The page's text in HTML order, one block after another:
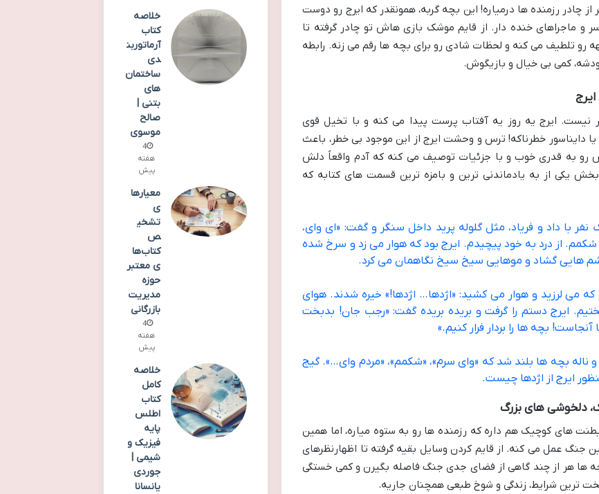
چادر رزمنده ها درمیاره! این بچه گربه، همونقدر که ایرج رو دوست
و ماجراهای خنده دار. از قایم موشک بازی هاش تو چادر گرفته تا
تلطیف می کنه و لحظات شادی رو برای بچه ها رقم می زنه. رابطه
کمی بی خیال و بازیگوش.
نیست. ایرج یه روز یه آفتاب پرست پیدا می کنه و با تخیل قوی
دایناسور خطرناکه! ترس و وحشت ایرج از این موجود بی خطر، باعث
رو به قدری خوب و با جزئیات توصیف می کنه که آدم واقعاً دلش
یکی از به یادماندنی ترین و بامزه ترین قسمت های کتابه که
با داد و فریاد، مثل گلوله پرید داخل سنگر و گفت: «ای وای،
از درد به خود پیچیدم. ایرج بود که هوار می زد و سرخ شده
هایی گشاد و موهایی سیخ سیخ نگاهمان می کرد.
می لرزید و هوار می کشید: «اژدها… اژدها!» خیره شدند. هوای
ایرج دستم را گرفت و بریده بریده گفت: «رجب جان! بدبخت
بچه ها را بردار فرار کنیم.»
ناله بچه ها بلند شد که «وای سرم»، «شکمم»، «مردم وای…». گیج
ایرج از اژدها چیست.
دلخوشی های بزرگ
های کوچیک هم داره که رزمنده ها رو به ستوه میاره، اما همین
عمل می کنه. از قایم کردن وسایل بقیه گرفته تا اظهارنظرهای
هر از چند گاهی از فضای جدی جنگ فاصله بگیرن و کمی خستگی
ترین شرایط، زندگی و شوخ طبعی همچنان جاریه.
خلاصه
کتاب
آرماتوربن
دی
ساختمان
های
بتنی |
صالح
موسوی
4
هفته
پیش
معیارها
ی
تشخی
ص
کتاب‌ها
ی معتبر
حوزه
مدیریت
بازرگانی
4
هفته
پیش
خلاصه
کامل
کتاب
اطلس
پایه
فیزیک و
شیمی |
جوردی
یانسانا